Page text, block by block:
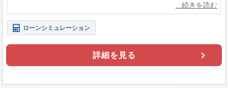
ローンシミュレーション
詳細を見る